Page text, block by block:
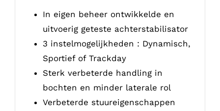
In eigen beheer ontwikkelde en
uitvoerig geteste achterstabilisator
3 instelmogelijkheden : Dynamisch,
Sportief of Trackday
Sterk verbeterde handling in
bochten en minder laterale rol
Verbeterde stuureigenschappen